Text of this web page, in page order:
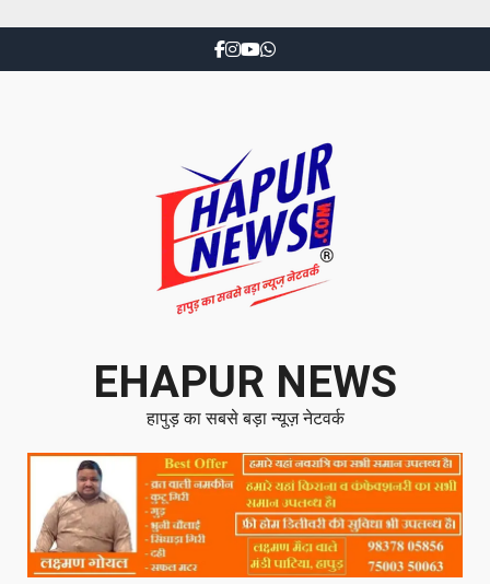
EHAPUR NEWS
हापुड़ का सबसे बड़ा न्यूज़ नेटवर्क